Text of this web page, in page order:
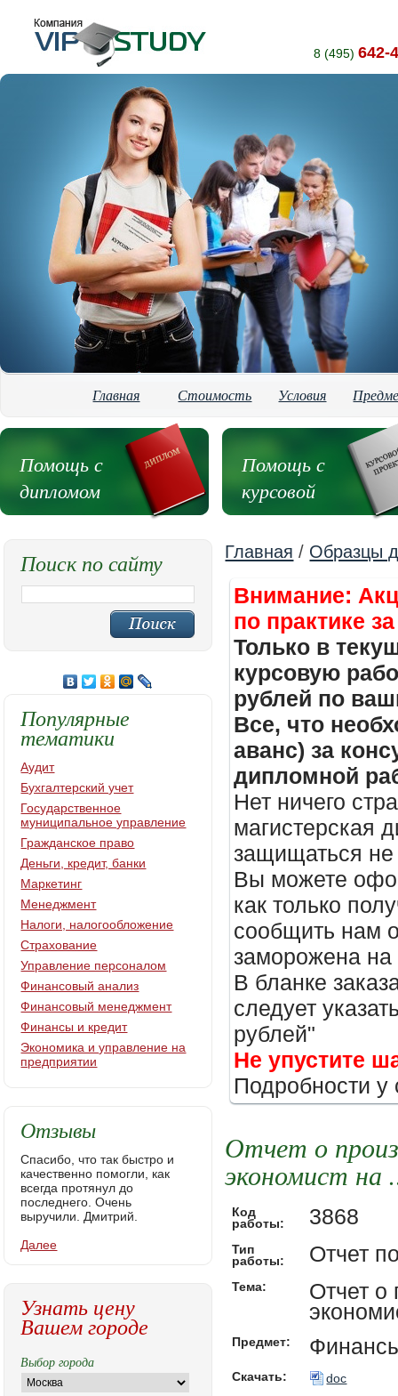
8 (495) 642-
Главная Стоимость Условия
Помощь с
дипломом
Помощь с
курсовой
Главная / Образцы
Внимание:
по практике
Только в
курсовую
рублей по
Все, что
аванс) за
дипломной
Нет ничего
магистерская
защищаться не
Вы можете
как только
сообщить нам
заморожена
В бланке
следует
рублей"
Не упустите
Подробности
Отчет о
экономист на
Код
работы:
3868
Тип
работы:
Отчет
Тема:
Отчет о
Предмет:
Скачать:
doc
Поиск по сайту
Популярные
тематики
Аудит
Бухгалтерский учет
Государственное
муниципальное управление
Гражданское право
Деньги, кредит, банки
Маркетинг
Менеджмент
Налоги, налогообложение
Страхование
Управление персоналом
Финансовый анализ
Финансовый менеджмент
Финансы и кредит
Экономика и управление на
предприятии
Отзывы
Спасибо, что так быстро и
качественно помогли, как
всегда протянул до
последнего. Очень
выручили. Дмитрий.
Далее
Узнать цену
Вашем городе
Выбор города